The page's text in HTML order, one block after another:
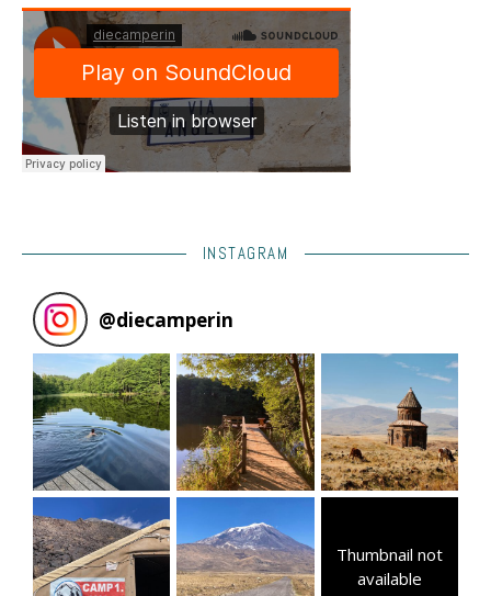
INSTAGRAM
@diecamperin
Thumbnail not
available